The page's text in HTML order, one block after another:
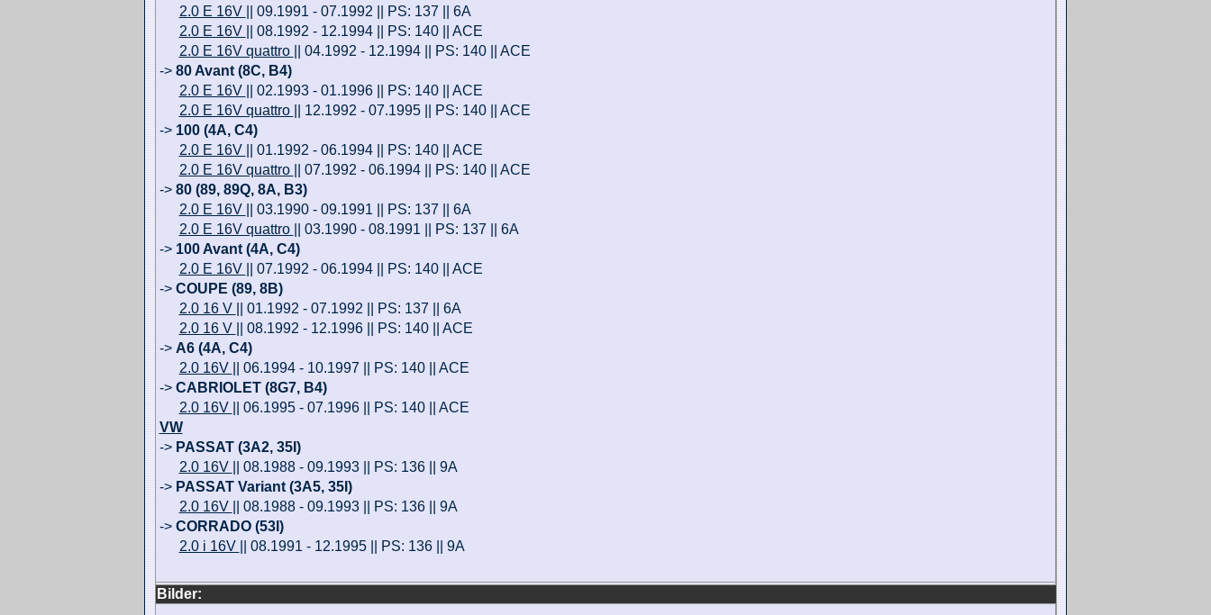
2.0 E 16V
|| 09.1991 - 07.1992 || PS: 137 || 6A
2.0 E 16V
|| 08.1992 - 12.1994 || PS: 140 || ACE
2.0 E 16V quattro
|| 04.1992 - 12.1994 || PS: 140 || ACE
-> 80 Avant (8C, B4)
2.0 E 16V
|| 02.1993 - 01.1996 || PS: 140 || ACE
2.0 E 16V quattro
|| 12.1992 - 07.1995 || PS: 140 || ACE
-> 100 (4A, C4)
2.0 E 16V
|| 01.1992 - 06.1994 || PS: 140 || ACE
2.0 E 16V quattro
|| 07.1992 - 06.1994 || PS: 140 || ACE
-> 80 (89, 89Q, 8A, B3)
2.0 E 16V
|| 03.1990 - 09.1991 || PS: 137 || 6A
2.0 E 16V quattro
|| 03.1990 - 08.1991 || PS: 137 || 6A
-> 100 Avant (4A, C4)
2.0 E 16V
|| 07.1992 - 06.1994 || PS: 140 || ACE
-> COUPE (89, 8B)
2.0 16 V
|| 01.1992 - 07.1992 || PS: 137 || 6A
2.0 16 V
|| 08.1992 - 12.1996 || PS: 140 || ACE
-> A6 (4A, C4)
2.0 16V
|| 06.1994 - 10.1997 || PS: 140 || ACE
-> CABRIOLET (8G7, B4)
2.0 16V
|| 06.1995 - 07.1996 || PS: 140 || ACE
VW
-> PASSAT (3A2, 35I)
2.0 16V
|| 08.1988 - 09.1993 || PS: 136 || 9A
-> PASSAT Variant (3A5, 35I)
2.0 16V
|| 08.1988 - 09.1993 || PS: 136 || 9A
-> CORRADO (53I)
2.0 i 16V
|| 08.1991 - 12.1995 || PS: 136 || 9A
Bilder: